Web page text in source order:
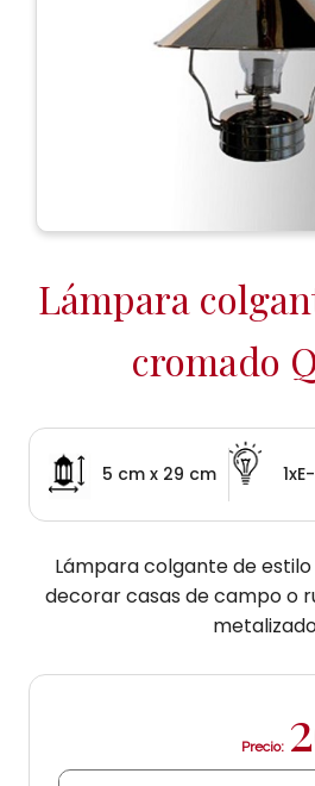
Lámpara
cromado
5 cm x 29 cm
Lámpara colgante de
decorar casas de campo o
Precio: